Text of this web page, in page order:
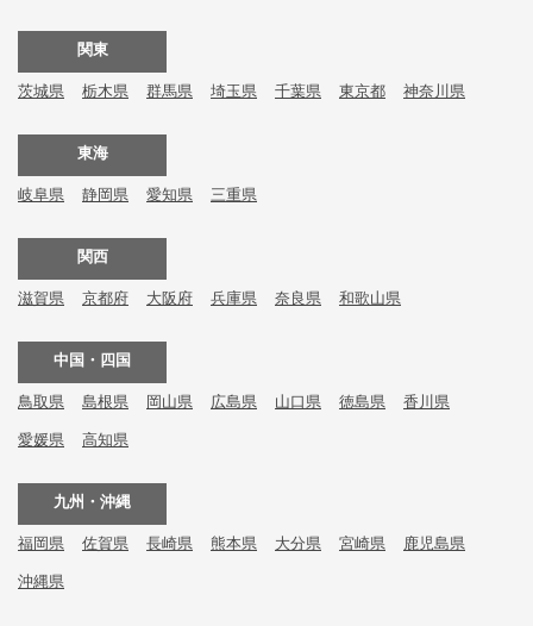
関東
茨城県 栃木県 群馬県 埼玉県 千葉県 東京都 神奈川県
東海
岐阜県 静岡県 愛知県 三重県
関西
滋賀県 京都府 大阪府 兵庫県 奈良県 和歌山県
中国・四国
鳥取県 島根県 岡山県 広島県 山口県 徳島県 香川県
愛媛県 高知県
九州・沖縄
福岡県 佐賀県 長崎県 熊本県 大分県 宮崎県 鹿児島県
沖縄県